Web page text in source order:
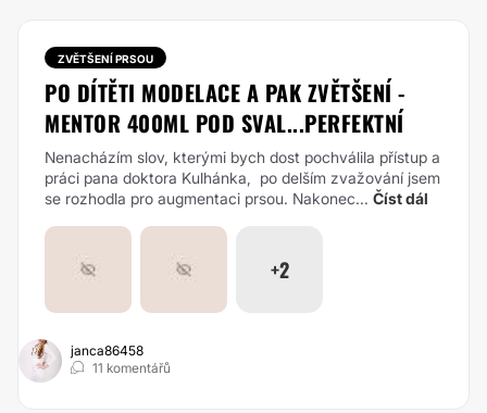
ZVĚTŠENÍ PRSOU
PO DÍTĚTI MODELACE A PAK ZVĚTŠENÍ -
MENTOR 400ML POD SVAL...PERFEKTNÍ
Nenacházím slov, kterými bych dost pochválila přístup a
práci pana doktora Kulhánka, po delším zvažování jsem
se rozhodla pro augmentaci prsou. Nakonec... Číst dál
+2
janca86458
11 komentářů